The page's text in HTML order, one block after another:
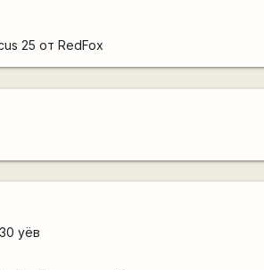
25 от RedFox
уёв